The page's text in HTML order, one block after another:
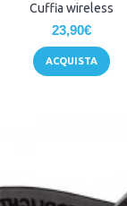
Cuffia wireless
23,90€
ACQUISTA